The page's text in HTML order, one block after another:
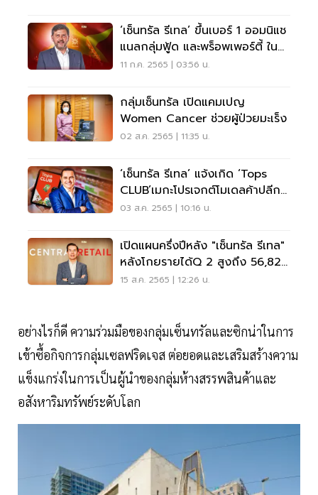
‘เซ็นทรัล รีเทล’ ขึ้นเบอร์ 1 ออมนิแช
แนลกลุ่มฟู้ด และพร็อพเพอร์ตี้ ใน
เวียดนาม
11 ก.ค. 2565 | 03:56 น.
กลุ่มเซ็นทรัล เปิดแคมเปญ
Women Cancer ช่วยผู้ป่วยมะเร็ง
02 ส.ค. 2565 | 11:35 น.
‘เซ็นทรัล รีเทล’ แจ้งเกิด ‘Tops
CLUB’เมกะโปรเจกต์โมเดลค้าปลีก
รูปแบบใหม่
03 ส.ค. 2565 | 10:16 น.
เปิดแผนครึ่งปีหลัง "เซ็นทรัล รีเทล"
หลังโกยรายได้Q 2 สูงถึง 56,826
ล้านบาท
15 ส.ค. 2565 | 12:26 น.
อย่างไรก็ดี ความร่วมมือของกลุ่มเซ็นทรัลและซิกน่าในการ
เข้าซื้อกิจการกลุ่มเซลฟริดเจส ต่อยอดและเสริมสร้างความ
แข็งแกร่งในการเป็นผู้นำของกลุ่มห้างสรรพสินค้าและ
อสังหาริมทรัพย์ระดับโลก